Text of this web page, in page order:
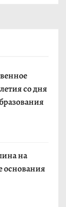
со дня
на
основания